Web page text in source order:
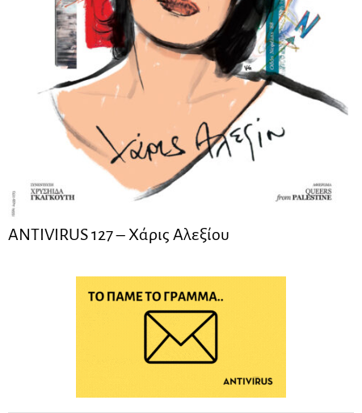
ANTIVIRUS 127 – Xάρις Αλεξίου